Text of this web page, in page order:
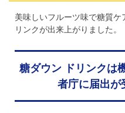
美味しいフルーツ味で糖質
リンクが出来上がりました。
糖ダウン ドリンクは
者庁に届出が